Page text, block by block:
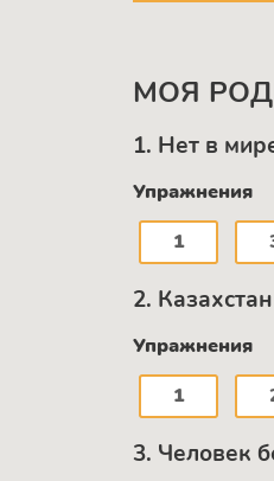
МОЯ
1. Нет в
Упражнения
1
2.
Упражнения
1
3. Человек